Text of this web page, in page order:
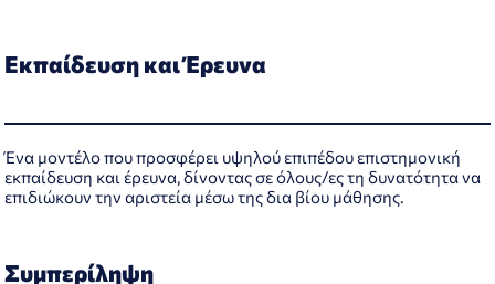
Εκπαίδευση και Έρευνα
Ένα μοντέλο που προσφέρει υψηλού επιπέδου επιστημονική
εκπαίδευση και έρευνα, δίνοντας σε όλους/ες τη δυνατότητα να
επιδιώκουν την αριστεία μέσω της δια βίου μάθησης.
Συμπερίληψη